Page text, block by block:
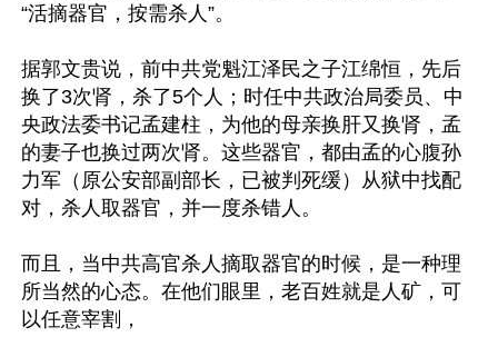
“活摘器官，按需杀人”。
据郭文贵说，前中共党魁江泽民之子江绵恒，先后
换了3次肾，杀了5个人；时任中共政治局委员、中
央政法委书记孟建柱，为他的母亲换肝又换肾，孟
的妻子也换过两次肾。这些器官，都由孟的心腹孙
力军（原公安部副部长，已被判死缓）从狱中找配
对，杀人取器官，并一度杀错人。
而且，当中共高官杀人摘取器官的时候，是一种理
所当然的心态。在他们眼里，老百姓就是人矿，可
以任意宰割，